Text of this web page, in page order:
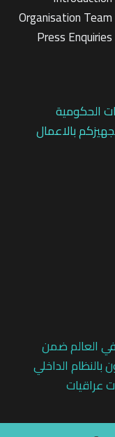
Organisation Team
Press Enquiries
الحكومية
بالاعمال
العالم ضمن
بالنظام الداخلي
عراقيات